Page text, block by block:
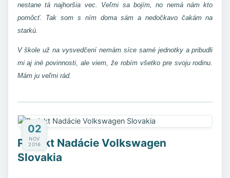
nestane tá najhoršia vec. Veľmi sa bojím, no nemá nám kto
pomôcť. Tak som s ním doma sám a nedočkavo čakám na
starkú.
V škole už na vysvedčení nemám síce samé jednotky a pribudli
mi aj iné povinnosti, ale viem, že robím všetko pre svoju rodinu.
Mám ju veľmi rád.
02
NOV
2016
Projekt Nadácie Volkswagen
Slovakia